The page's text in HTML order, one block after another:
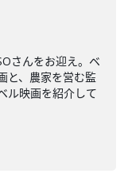
さんをお迎え。ベ
と、農家を営む監
ル映画を紹介して